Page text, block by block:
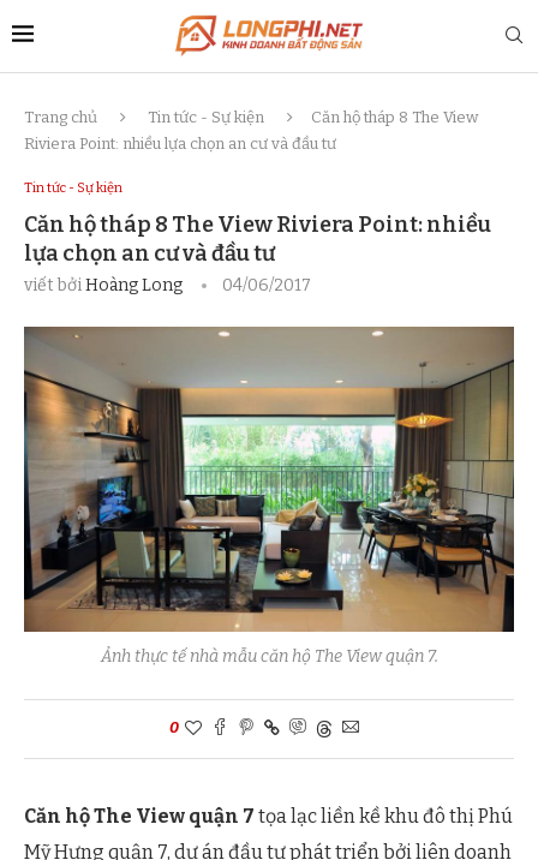
Trang chủ Tin tức - Sự kiện
Căn hộ tháp 8 The View
Riviera Point: nhiều lựa chọn an cư và đầu tư
Tin tức - Sự kiện
Căn hộ tháp 8 The View Riviera Point: nhiều
lựa chọn an cư và đầu tư
viết bởiHoàng Long 04/06/2017
Ảnh thực tế nhà mẫu căn hộ The View quận 7.
0
Căn hộ The View quận 7 tọa lạc liền kề khu đô thị Phú
Mỹ Hưng quận 7, dự án đầu tư phát triển bởi liên doanh